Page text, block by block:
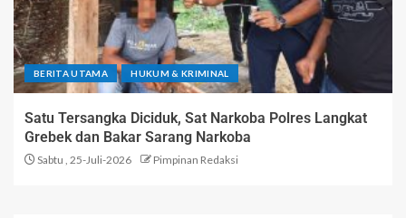
BERITA UTAMA HUKUM & KRIMINAL
Satu Tersangka Diciduk, Sat Narkoba Polres Langkat
Grebek dan Bakar Sarang Narkoba
Sabtu , 25-Juli-2026 Pimpinan Redaksi